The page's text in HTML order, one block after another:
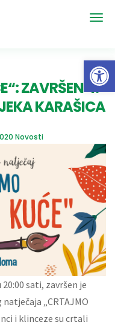
ZAVRŠEN 4.
KARAŠICA
Novosti
sati, završen je
„CRTAJMO
i klinceze su crtali